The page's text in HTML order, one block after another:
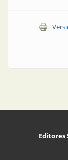
Editores